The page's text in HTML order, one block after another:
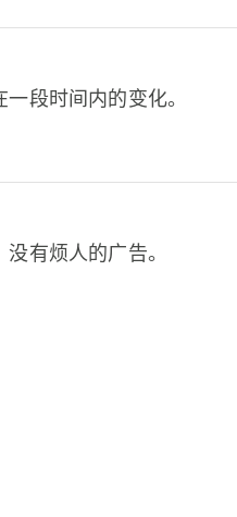
段时间内的变化。
有烦人的广告。